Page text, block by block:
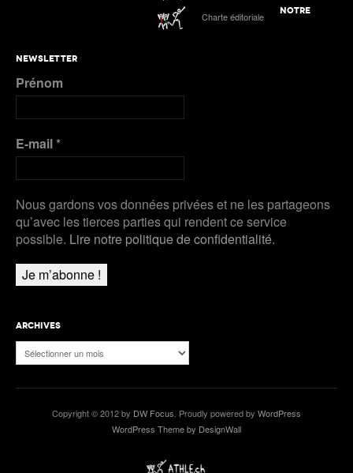
Charte éditoriale
NOTRE
NEWSLETTER
Prénom
E-mail*
Nous gardons vos données privées et ne les partageons
qu’avec les tierces parties qui rendent ce service
possible. Lire notre politique de confidentialité.
ARCHIVES
Archives
Copyright © 2012 by DW Focus . Proudly powered by WordPress
WordPress Theme by DesignWall